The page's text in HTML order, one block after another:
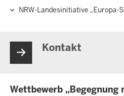
NRW-Landesinitiative „Europa-
Kontakt
Wettbewerb „Begegnung